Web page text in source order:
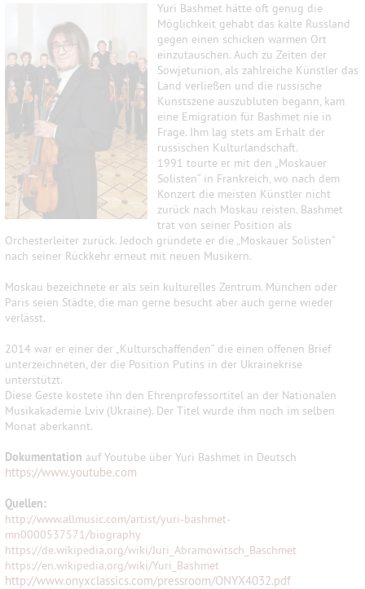
Yuri Bashmet hätte oft genug die
Möglichkeit gehabt das kalte Russland
gegen einen schicken warmen Ort
einzutauschen. Auch zu Zeiten der
Sowjetunion, als zahlreiche Künstler das
Land verließen und die russische
Kunstszene auszubluten begann, kam
eine Emigration für Bashmet nie in
Frage. Ihm lag stets am Erhalt der
russischen Kulturlandschaft.
1991 tourte er mit den „Moskauer
Solisten“ in Frankreich, wo nach dem
Konzert die meisten Künstler nicht
zurück nach Moskau reisten. Bashmet
trat von seiner Position als
Orchesterleiter zurück. Jedoch gründete er die „Moskauer Solisten“
nach seiner Rückkehr erneut mit neuen Musikern.
Moskau bezeichnete er als sein kulturelles Zentrum. München oder
Paris seien Städte, die man gerne besucht aber auch gerne wieder
verlässt.
2014 war er einer der „Kulturschaffenden“ die einen offenen Brief
unterzeichneten, der die Position Putins in der Ukrainekrise
unterstützt.
Diese Geste kostete ihn den Ehrenprofessortitel an der Nationalen
Musikakademie Lviv (Ukraine). Der Titel wurde ihm noch im selben
Monat aberkannt.
Dokumentation auf Youtube über Yuri Bashmet in Deutsch
https://www.youtube.com
Quellen:
http://www.allmusic.com/artist/yuri-bashmet-
mn0000537571/biography
https://de.wikipedia.org/wiki/Juri_Abramowitsch_Baschmet
https://en.wikipedia.org/wiki/Yuri_Bashmet
http://www.onyxclassics.com/pressroom/ONYX4032.pdf